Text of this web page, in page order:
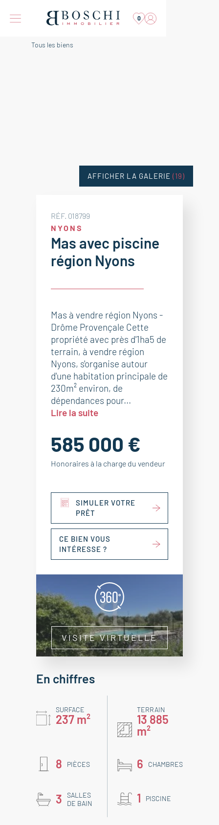
0
Tous les biens
RÉF. 018799
NYONS
Mas avec piscine
région Nyons
Mas à vendre région Nyons -
Drôme Provençale Cette
propriété avec près d'1ha5 de
terrain, à vendre région
Nyons, s'organise autour
d'une habitation principale de
230m² environ, de
dépendances pour...
Lire la suite
585 000 €
Honoraires à la charge du vendeur
SIMULER VOTRE
PRÊT
CE BIEN VOUS
INTÉRESSE ?
VISITE VIRTUELLE
AFFICHER LA GALERIE (19)
En chiffres
SURFACE
237 m²
TERRAIN
13 885
m²
8 PIÈCES 6 CHAMBRES
3
SALLES
DE BAIN
1 PISCINE